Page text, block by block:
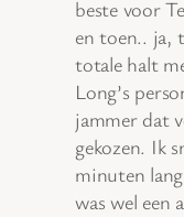
beste voor
en toen.. ja,
totale halt
Long’s
jammer dat
gekozen. Ik
minuten
was wel een